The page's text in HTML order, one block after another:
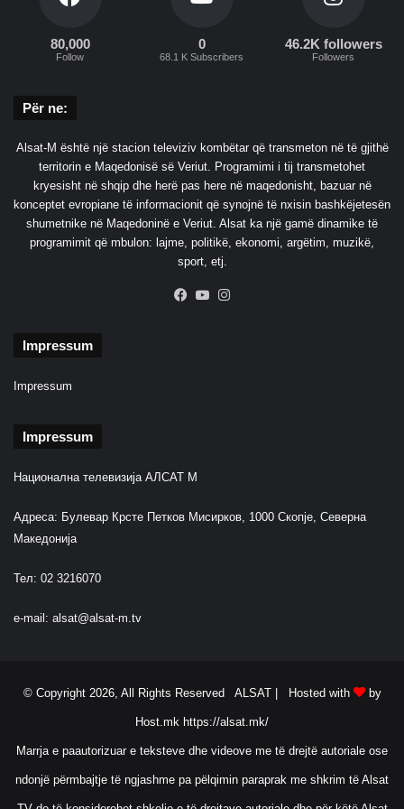
80,000
Follow
0
68.1 K Subscribers
46.2K followers
Followers
Për ne:
Alsat-M është një stacion televiziv kombëtar që transmeton në të gjithë
territorin e Maqedonisë së Veriut. Programimi i tij transmetohet
kryesisht në shqip dhe herë pas here në maqedonisht, bazuar në
konceptet evropiane të informacionit që synojnë të nxisin bashkëjetesën
shumetnike në Maqedoninë e Veriut. Alsat ka një gamë dinamike të
programimit që mbulon: lajme, politikë, ekonomi, argëtim, muzikë,
sport, etj.
Facebook
YouTube
Impressum
Impressum
Impressum
Национална телевизија АЛСАТ М
Адреса: Булевар Крсте Петков Мисирков, 1000 Скопје, Северна
Македонија
Тел: 02 3216070
e-mail: alsat@alsat-m.tv
© Copyright 2026, All Rights Reserved ALSAT | Hosted with by
Host.mk https://alsat.mk/
Marrja e paautorizuar e teksteve dhe videove me të drejtë autoriale ose
ndonjë përmbajtje të ngjashme pa pëlqimin paraprak me shkrim të Alsat